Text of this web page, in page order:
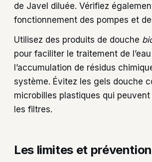
de Javel diluée. Vérifiez
fonctionnement des pompes et
Utilisez des produits de douche
pour faciliter le traitement de
l’accumulation de résidus
système. Évitez les gels douche
microbilles plastiques qui
les filtres.
Les limites et